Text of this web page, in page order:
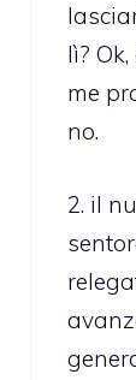
lì?
me
no.
2. il